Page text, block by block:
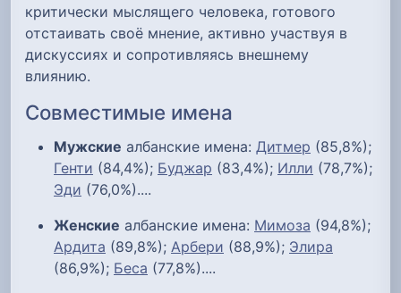
критически мыслящего человека, готового
отстаивать своё мнение, активно участвуя в
дискуссиях и сопротивляясь внешнему
влиянию.
Совместимые имена
Мужские албанские имена: Дитмер (85,8%);
Генти (84,4%); Буджар (83,4%); Илли (78,7%);
Эди (76,0%)....
Женские албанские имена: Мимоза (94,8%);
Ардита (89,8%); Арбери (88,9%); Элира
(86,9%); Беса (77,8%)....